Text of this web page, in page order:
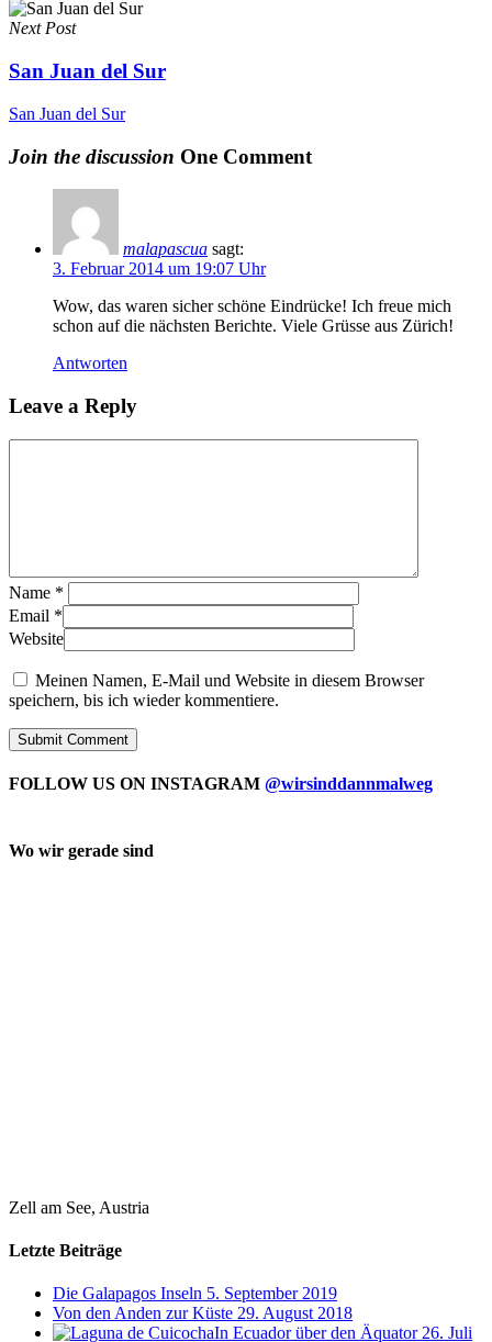
Next Post
San Juan del Sur
San Juan del Sur
Join the discussion One Comment
malapascua sagt:
3. Februar 2014 um 19:07 Uhr
Wow, das waren sicher schöne Eindrücke! Ich freue mich
schon auf die nächsten Berichte. Viele Grüsse aus Zürich!
Antworten
Leave a Reply
Name *
Email *
Website
Meinen Namen, E-Mail und Website in diesem Browser
speichern, bis ich wieder kommentiere.
FOLLOW US ON INSTAGRAM @wirsinddannmalweg
Wo wir gerade sind
Zell am See, Austria
Letzte Beiträge
Die Galapagos Inseln 5. September 2019
Von den Anden zur Küste 29. August 2018
In Ecuador über den Äquator 26. Juli